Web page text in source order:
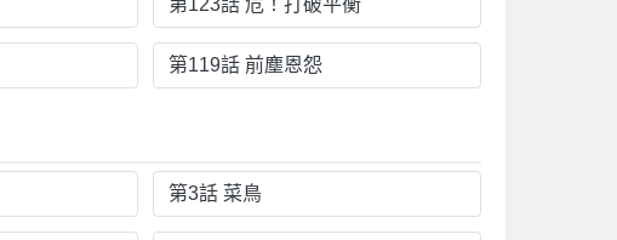
第123話 危！打破平衡
第119話 前塵恩怨
第3話 菜鳥